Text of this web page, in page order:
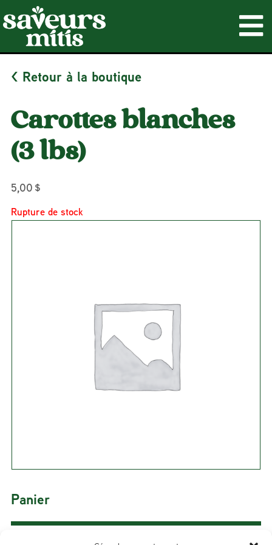
< Retour à la boutique
Carottes blanches
(3 lbs)
5,00 $
Rupture de stock
Panier